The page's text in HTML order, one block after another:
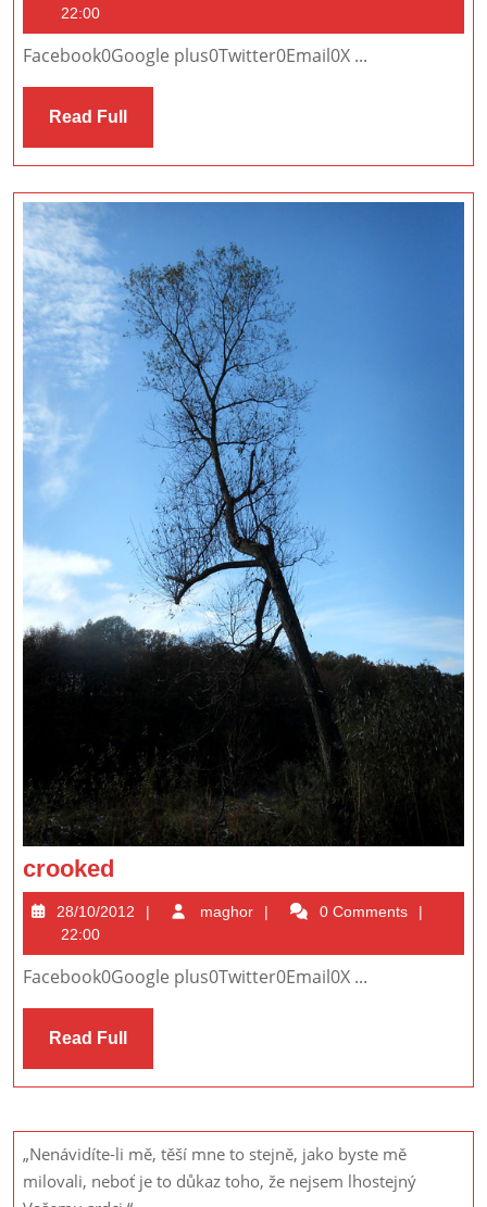
22:00
Facebook0Google plus0Twitter0Email0X ...
Read Full Read
crooked
28/10/2012 28/10/2012
maghor maghor0 Comments
22:00
Facebook0Google plus0Twitter0Email0X ...
Read Full Read
„Nenávidíte-li mě, těší mne to stejně, jako byste mě
milovali, neboť je to důkaz toho, že nejsem lhostejný